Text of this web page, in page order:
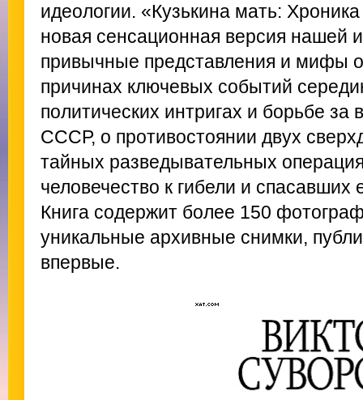
идеологии. «Кузькина мать:
новая сенсационная версия нашей
привычные представления и мифы
причинах ключевых событий
политических интригах и борьбе за
СССР, о противостоянии двух
тайных разведывательных
человечество к гибели и спасавших
Книга содержит более 150
уникальные архивные снимки,
впервые.